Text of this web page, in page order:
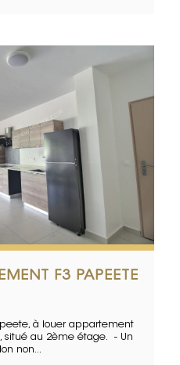
F3 PAPEETE
à louer appartement
situé au 2ème étage. - Un
non...